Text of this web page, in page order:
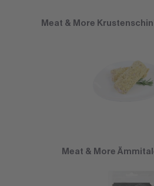
Meat & More
Meat & More